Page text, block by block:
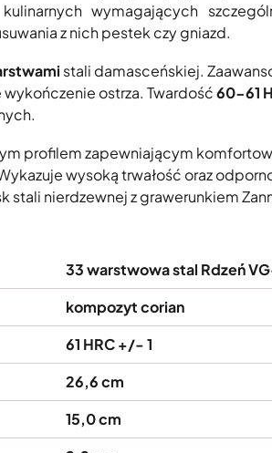
wymagających
z nich pestek czy gniazd.
stali damasceńskiej.
ostrza. Twardość60-61
profilem zapewniającym
wysoką trwałość oraz
stali nierdzewnej z grawerunkiem
33 warstwowa stal Rdzeń
kompozyt corian
61 HRC +/- 1
26,6 cm
15,0 cm